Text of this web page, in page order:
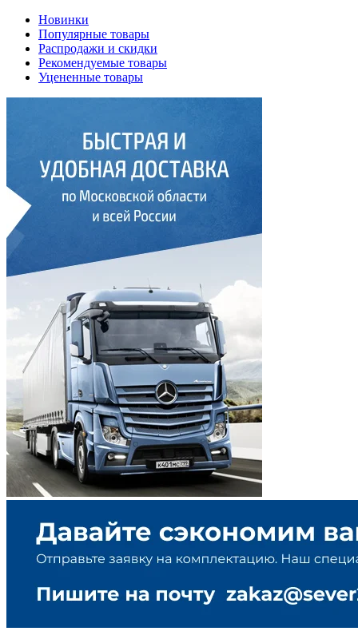
Новинки
Популярные товары
Распродажи и скидки
Рекомендуемые товары
Уцененные товары